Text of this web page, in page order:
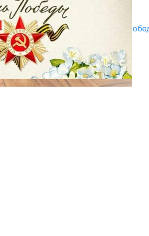
29.04.2025
Награды в преддверии Дня
29.04.2025